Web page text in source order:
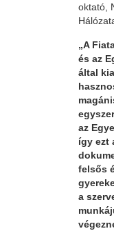
oktató,
„A
és az
által
az
így ezt
felsős
a